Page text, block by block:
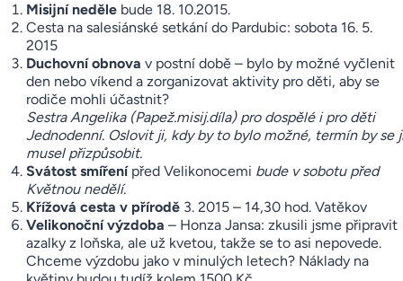
Misijní neděle bude 18. 10.2015.
Cesta na salesiánské setkání do Pardubic: sobota 16. 5.
2015
Duchovní obnova v postní době – bylo by možné vyčlenit
den nebo víkend a zorganizovat aktivity pro děti, aby se
rodiče mohli účastnit?
Sestra Angelika (Papež.misij.díla) pro dospělé i pro děti
Jednodenní. Oslovit ji, kdy by to bylo možné, termín by se
musel přizpůsobit.
Svátost smířenípřed Velikonocemi bude v sobotu před
Květnou nedělí.
Křížová cesta v přírodě3. 2015 – 14,30 hod. Vatěkov
Velikonoční výzdoba – Honza Jansa: zkusili jsme připravit
azalky z loňska, ale už kvetou, takže se to asi nepovede.
Chceme výzdobu jako v minulých letech? Náklady na